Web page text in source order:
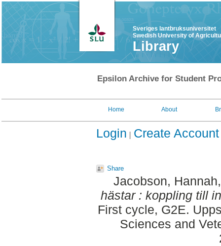
Sveriges lantbruksuniversitet
Swedish University of
Library
Epsilon Archive for Student
Home About
Login Create Account
Share
Jacobson, Hannah
hästar : koppling till
First cycle, G2E.
Sciences and